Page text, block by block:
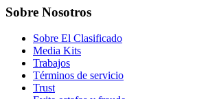
Sobre Nosotros
Sobre El Clasificado
Media Kits
Trabajos
Términos de servicio
Trust